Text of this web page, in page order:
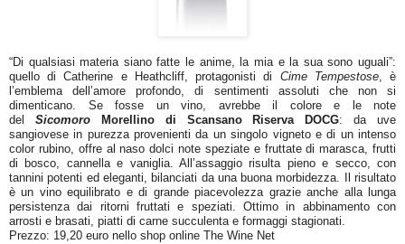
“Di qualsiasi materia siano fatte le anime, la mia e la sua sono uguali”:
quello di Catherine e Heathcliff, protagonisti di Cime Tempestose, è
l’emblema dell’amore profondo, di sentimenti assoluti che non si
dimenticano. Se fosse un vino, avrebbe il colore e le note
del SicomoroMorellino di Scansano Riserva DOCG: da uve
sangiovese in purezza provenienti da un singolo vigneto e di un intenso
color rubino, offre al naso dolci note speziate e fruttate di marasca, frutti
di bosco, cannella e vaniglia. All’assaggio risulta pieno e secco, con
tannini potenti ed eleganti, bilanciati da una buona morbidezza. Il risultato
è un vino equilibrato e di grande piacevolezza grazie anche alla lunga
persistenza dai ritorni fruttati e speziati. Ottimo in abbinamento con
arrosti e brasati, piatti di carne succulenta e formaggi stagionati.
Prezzo: 19,20 euro nello shop online The Wine Net